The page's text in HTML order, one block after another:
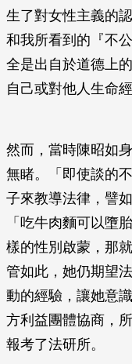
生了對女性主義的
和我所看到的『不
全是出自於道德上
自己或對他人生命
然而，當時陳昭如
無睹。「即使談的
子來教導法律，譬
「吃牛肉麵可以墮
樣的性別啟蒙，那
管如此，她仍期望
動的經驗，讓她意
方利益團體協商，
報考了法研所。